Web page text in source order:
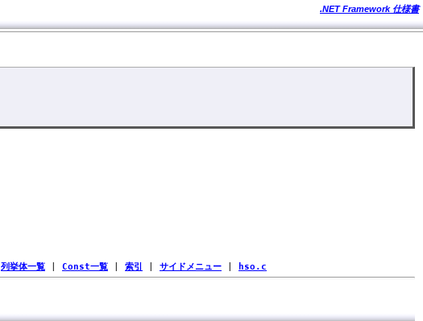
.NET Framework 仕様書
列挙体一覧 Const一覧 索引 サイドメニュー hso.c